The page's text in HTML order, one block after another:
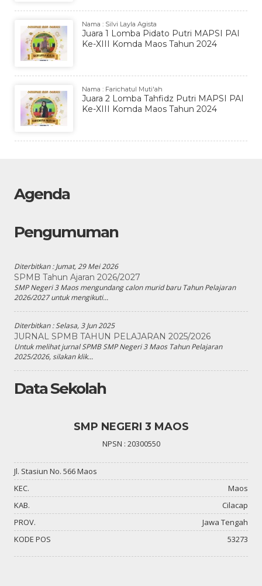
Nama : Silvi Layla Agista
Juara 1 Lomba Pidato Putri MAPSI PAI
Ke-XIII Komda Maos Tahun 2024
Nama : Farichatul Muti'ah
Juara 2 Lomba Tahfidz Putri MAPSI PAI
Ke-XIII Komda Maos Tahun 2024
Agenda
Pengumuman
Diterbitkan :Jumat, 29 Mei 2026
SPMB Tahun Ajaran 2026/2027
SMP Negeri 3 Maos mengundang calon murid baru Tahun Pelajaran
2026/2027 untuk mengikuti...
Diterbitkan :Selasa, 3 Jun 2025
JURNAL SPMB TAHUN PELAJARAN 2025/2026
Untuk melihat jurnal SPMB SMP Negeri 3 Maos Tahun Pelajaran
2025/2026, silakan klik...
Data Sekolah
SMP NEGERI 3 MAOS
NPSN : 20300550
Jl. Stasiun No. 566 Maos
KEC.
Maos
KAB.
Cilacap
PROV.
Jawa Tengah
KODE POS
53273